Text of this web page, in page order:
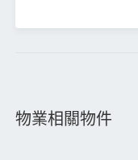
物業相關物件